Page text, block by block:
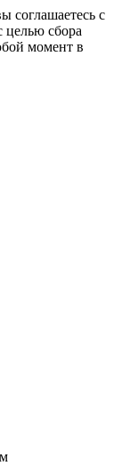
соглашаетесь с
целью сбора
момент в